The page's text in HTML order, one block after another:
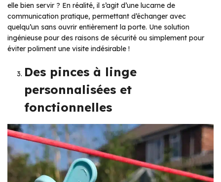
elle bien servir ? En réalité, il s’agit d’une lucarne de
communication pratique, permettant d’échanger avec
quelqu’un sans ouvrir entièrement la porte. Une solution
ingénieuse pour des raisons de sécurité ou simplement pour
éviter poliment une visite indésirable !
Des pinces à linge
personnalisées et
fonctionnelles